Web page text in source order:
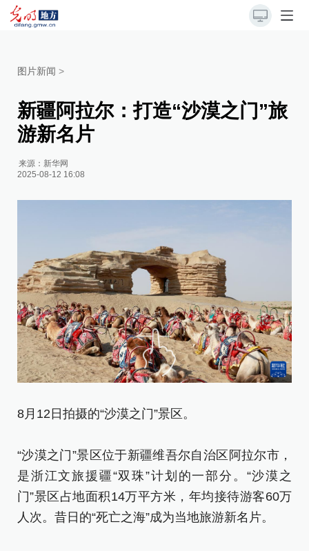
图片新闻 >
新疆阿拉尔：打造“沙漠之门”旅
游新名片
来源： 新华网
2025-08-12 16:08
8月12日拍摄的“沙漠之门”景区。
“沙漠之门”景区位于新疆维吾尔自治区阿拉尔市，
是浙江文旅援疆“双珠”计划的一部分。“沙漠之
门”景区占地面积14万平方米，年均接待游客60万
人次。昔日的“死亡之海”成为当地旅游新名片。